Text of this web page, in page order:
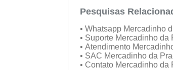
Pesquisas
• Whatsapp Mercadinho
• Suporte Mercadinho da
• Atendimento
• SAC Mercadinho da
• Contato Mercadinho da